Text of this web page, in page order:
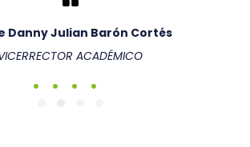
Danny Julian Barón Cortés
ACADÉMICO